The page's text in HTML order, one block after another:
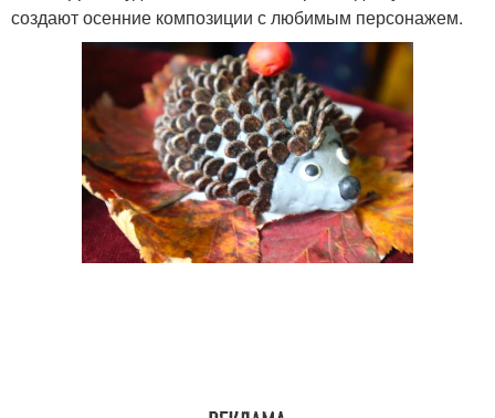
создают осенние композиции с любимым персонажем.